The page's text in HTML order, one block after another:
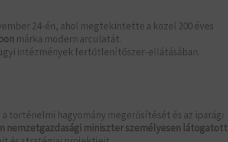
24-én, ahol megtekintette a közel 200 éves
márka modern arculatát.
intézmények fertőtlenítőszer-ellátásában.
történelmi hagyomány megerősítését és az iparági
nemzetgazdasági miniszter személyesen látogatott